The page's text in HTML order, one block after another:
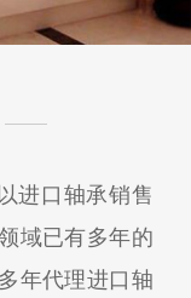
进口轴承销售
域已有多年的
年代理进口轴